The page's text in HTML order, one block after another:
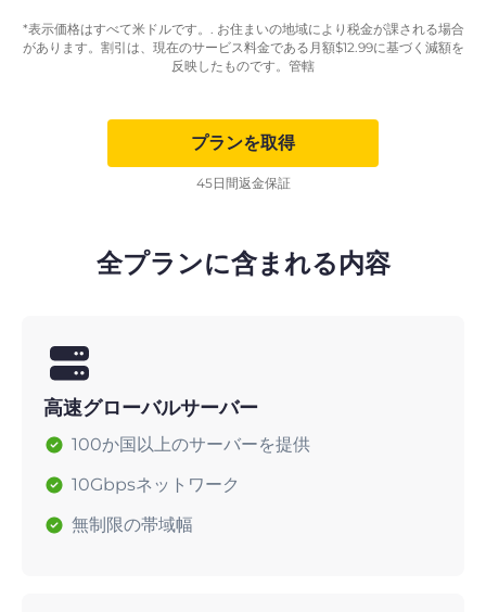
*表示価格はすべて米ドルです。. お住まいの地域により税金が課される場合
があります。割引は、現在のサービス料金である月額$12.99に基づく減額を
反映したものです。管轄
プランを取得
45日間返金保証
全プランに含まれる内容
高速グローバルサーバー
100か国以上のサーバーを提供
10Gbpsネットワーク
無制限の帯域幅